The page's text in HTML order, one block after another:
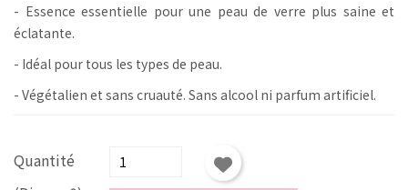
- Essence essentielle pour une peau de verre plus saine et
éclatante.
- Idéal pour tous les types de peau.
- Végétalien et sans cruauté. Sans alcool ni parfum artificiel.
Quantité